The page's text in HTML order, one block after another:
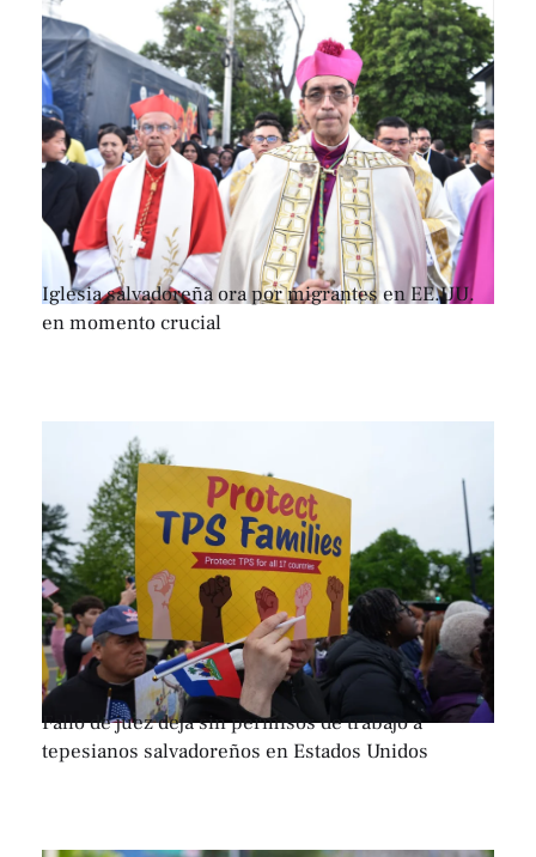
Iglesia salvadoreña ora por migrantes en EE.UU.
en momento crucial
Fallo de juez deja sin permisos de trabajo a
tepesianos salvadoreños en Estados Unidos